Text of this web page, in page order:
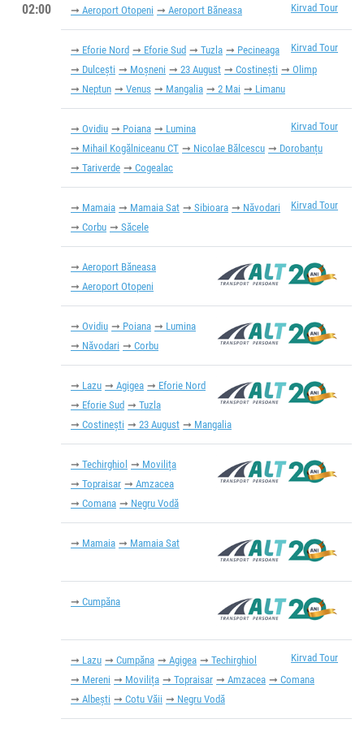
02:00 Kirvad Tour
Aeroport Otopeni Aeroport Băneasa
Kirvad Tour
Eforie Nord Eforie Sud Tuzla
Pecineaga
Dulcești
Moșneni 23 August Costinești
Olimp
Neptun
Venus Mangalia 2 Mai Limanu
Kirvad Tour
Ovidiu Poiana
Lumina
Mihail Kogălniceanu CT
Nicolae Bălcescu
Dorobanțu
Tariverde
Cogealac
Kirvad Tour
Mamaia Mamaia Sat Sibioara
Năvodari
Corbu
Săcele
Aeroport Băneasa
Aeroport Otopeni
Ovidiu Poiana
Lumina
Năvodari
Corbu
Lazu Agigea
Eforie Nord
Eforie Sud
Tuzla
Costinești
23 August Mangalia
Techirghiol
Movilița
Topraisar
Amzacea
Comana
Negru Vodă
Mamaia Mamaia Sat
Cumpăna
Kirvad Tour
Lazu Cumpăna Agigea
Techirghiol
Mereni
Movilița Topraisar Amzacea
Comana
Albești
Cotu Văii Negru Vodă